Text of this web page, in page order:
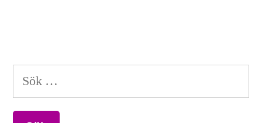
Sök
efter: